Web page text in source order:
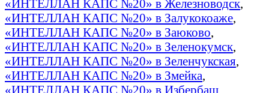
«ИНТЕЛЛАН КАПС №20» в Железноводск,
«ИНТЕЛЛАН КАПС №20» в Залукокоаже,
«ИНТЕЛЛАН КАПС №20» в Заюково,
«ИНТЕЛЛАН КАПС №20» в Зеленокумск,
«ИНТЕЛЛАН КАПС №20» в Зеленчукская,
«ИНТЕЛЛАН КАПС №20» в Змейка,
«ИНТЕЛЛАН КАПС №20» в Избербаш